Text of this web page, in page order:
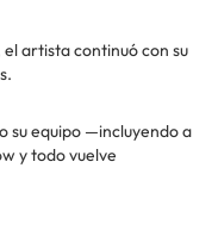
artista continuó con su
su equipo —incluyendo a
y todo vuelve